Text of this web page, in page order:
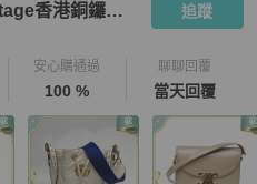
小花中古Hana vintage香港銅鑼灣店 追蹤
安心購通過
100 %
聊聊回覆
當天回覆